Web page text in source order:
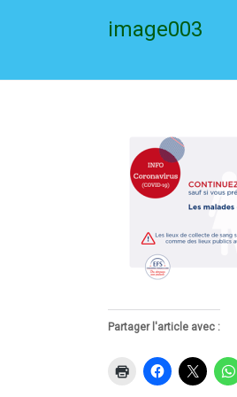
image003
Partager l'article avec :